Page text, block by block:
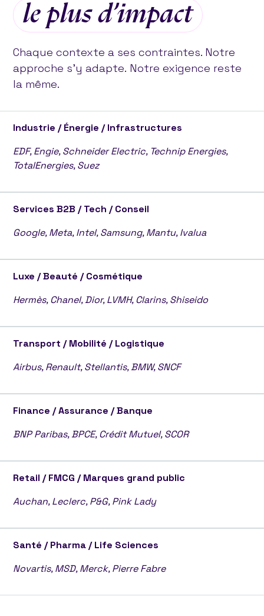
le plus d’impact
Chaque contexte a ses contraintes. Notre
approche s'y adapte. Notre exigence reste
la même.
Industrie / Énergie / Infrastructures
EDF, Engie, Schneider Electric, Technip Energies,
TotalEnergies, Suez
Services B2B / Tech / Conseil
Google, Meta, Intel, Samsung, Mantu, Ivalua
Luxe / Beauté / Cosmétique
Hermès, Chanel, Dior, LVMH, Clarins, Shiseido
Transport / Mobilité / Logistique
Airbus, Renault, Stellantis, BMW, SNCF
Finance / Assurance / Banque
BNP Paribas, BPCE, Crédit Mutuel, SCOR
Retail / FMCG / Marques grand public
Auchan, Leclerc, P&G, Pink Lady
Santé / Pharma / Life Sciences
Novartis, MSD, Merck, Pierre Fabre